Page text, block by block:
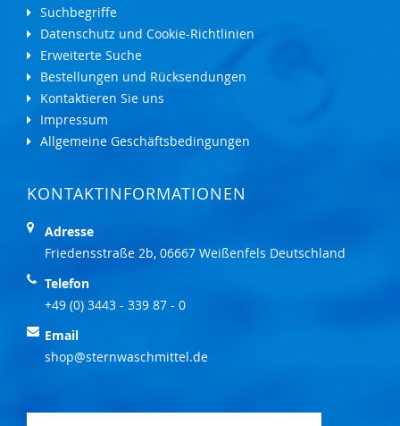
Suchbegriffe
Datenschutz und Cookie-Richtlinien
Erweiterte Suche
Bestellungen und Rücksendungen
Kontaktieren Sie uns
Impressum
Allgemeine Geschäftsbedingungen
KONTAKTINFORMATIONEN
Adresse
Friedensstraße 2b, 06667 Weißenfels Deutschland
Telefon
+49 (0) 3443 - 339 87 - 0
Email
shop@sternwaschmittel.de